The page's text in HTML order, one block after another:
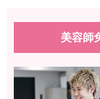
美容師